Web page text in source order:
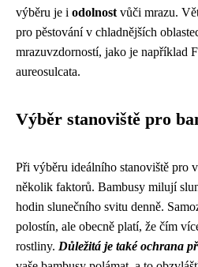
výběru je i odolnost vůči mrazu.
pro pěstování v chladnějších
mrazuvzdorností, jako je například
aureosulcata.
Výběr stanoviště pro
Při výběru ideálního stanoviště pro
několik faktorů. Bambusy milují
hodin slunečního svitu denně.
polostín, ale obecně platí, že čím
rostliny. Důležitá je také ochrana